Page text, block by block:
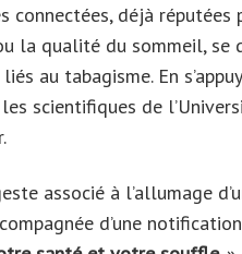
connectées, déjà
la qualité du sommeil, se
au tabagisme. En
les scientifiques de
associé à l’allumage
d’une